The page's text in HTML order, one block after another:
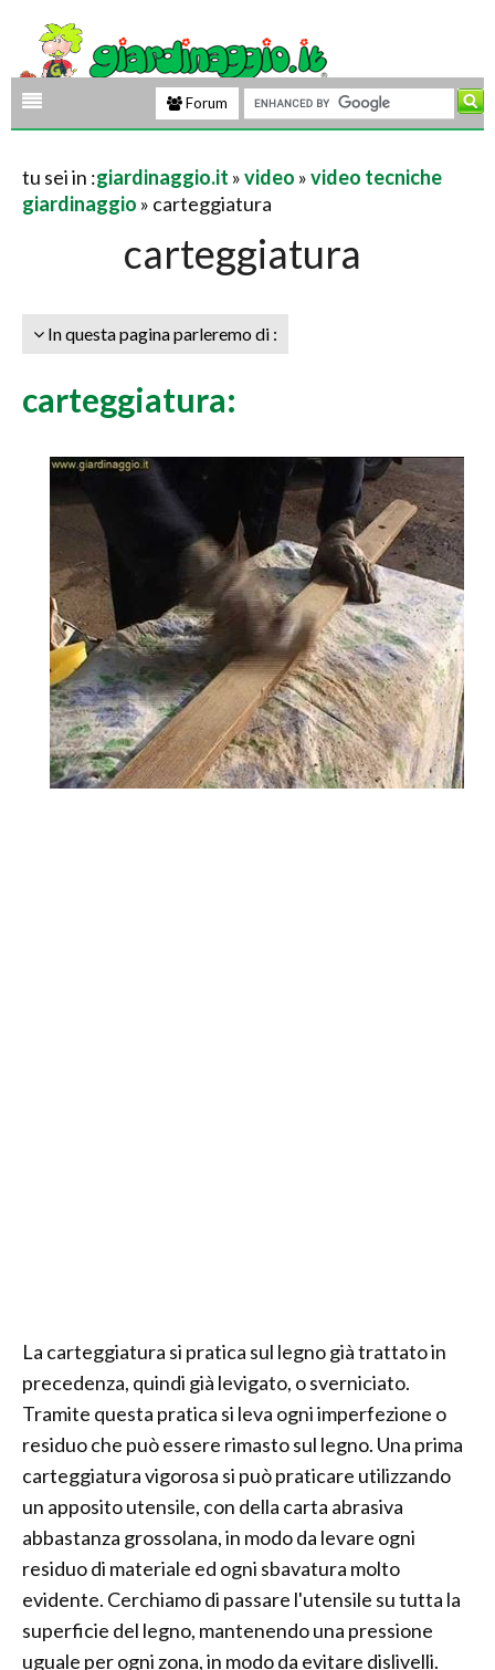
Forum
tu sei in :giardinaggio.it »video »video tecniche
giardinaggio » carteggiatura
carteggiatura
In questa pagina parleremo di :
carteggiatura:
La carteggiatura si pratica sul legno già trattato in
precedenza, quindi già levigato, o sverniciato.
Tramite questa pratica si leva ogni imperfezione o
residuo che può essere rimasto sul legno. Una prima
carteggiatura vigorosa si può praticare utilizzando
un apposito utensile, con della carta abrasiva
abbastanza grossolana, in modo da levare ogni
residuo di materiale ed ogni sbavatura molto
evidente. Cerchiamo di passare l'utensile su tutta la
superficie del legno, mantenendo una pressione
uguale per ogni zona, in modo da evitare dislivelli.